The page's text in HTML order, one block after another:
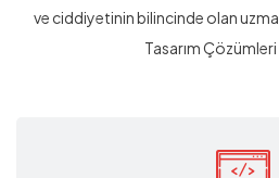
ve ciddiyetinin bilincinde olan
Tasarım Çözümleri